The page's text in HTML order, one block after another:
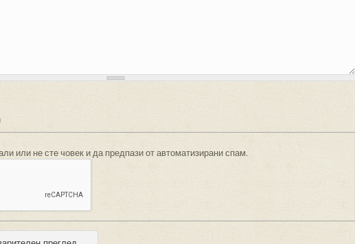
или не сте човек и да предпази от автоматизирани спам.